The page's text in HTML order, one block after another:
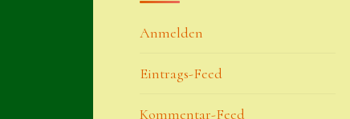
Anmelden
Eintrags-Feed
Kommentar-Feed